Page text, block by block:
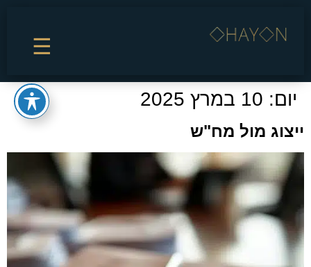
☰
יום: 10 במרץ 2025
ייצוג מול מח"ש